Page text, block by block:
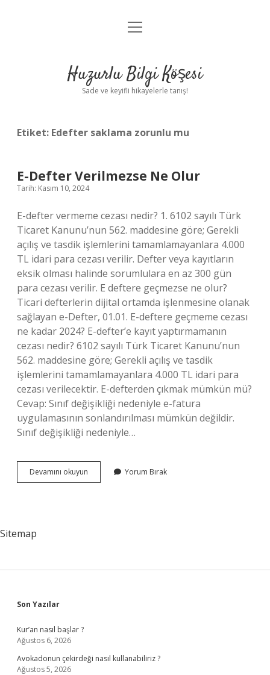
Anasayfa
Yasal Uyarı
menüyü
Huzurlu Bilgi Köşesi
Sade ve keyifli hikayelerle tanış!
Etiket: Edefter saklama zorunlu mu
E-Defter Verilmezse Ne Olur
Tarih: Kasım 10, 2024
E-defter vermeme cezası nedir? 1. 6102 sayılı Türk
Ticaret Kanunu’nun 562. maddesine göre; Gerekli
açılış ve tasdik işlemlerini tamamlamayanlara 4.000
TL idari para cezası verilir. Defter veya kayıtların
eksik olması halinde sorumlulara en az 300 gün
para cezası verilir. E deftere geçmezse ne olur?
Ticari defterlerin dijital ortamda işlenmesine olanak
sağlayan e-Defter, 01.01. E-deftere geçmeme cezası
ne kadar 2024? E-defter’e kayıt yaptırmamanın
cezası nedir? 6102 sayılı Türk Ticaret Kanunu’nun
562. maddesine göre; Gerekli açılış ve tasdik
işlemlerini tamamlamayanlara 4.000 TL idari para
cezası verilecektir. E-defterden çıkmak mümkün mü?
Cevap: Sınıf değişikliği nedeniyle e-fatura
uygulamasının sonlandırılması mümkün değildir.
Sınıf değişikliği nedeniyle…
Devamını okuyun
Defter
Yorum Bırak
Sitemap
Sidebar
Son Yazılar
Kur’an nasıl başlar ?
Ağustos 6, 2026
Avokadonun çekirdeği nasıl kullanabiliriz ?
Ağustos 5, 2026